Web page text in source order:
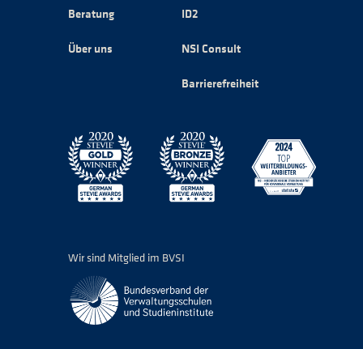
Beratung
Über uns
ID2
NSI Consult
Barrierefreiheit
Wir sind Mitglied im BVSI